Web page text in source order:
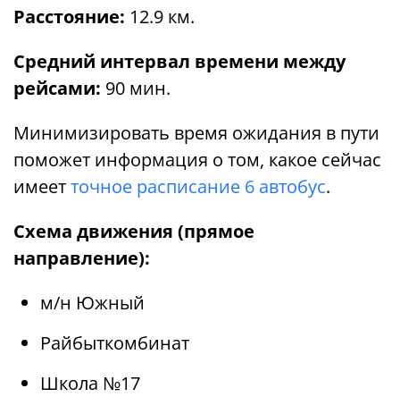
Расстояние: 12.9 км.
Средний интервал времени между
рейсами: 90 мин.
Минимизировать время ожидания в пути
поможет информация о том, какое сейчас
имеетточное расписание 6 автобус.
Схема движения (прямое
направление):
м/н Южный
Райбыткомбинат
Школа №17